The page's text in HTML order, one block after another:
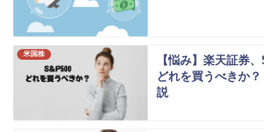
米国株
【悩み】楽天証券
どれを買うべきか
説